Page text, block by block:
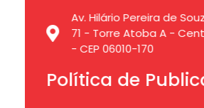
Av. Hilário Pereira de
71 - Torre Atoba A -
- CEP 06010-170
Política de